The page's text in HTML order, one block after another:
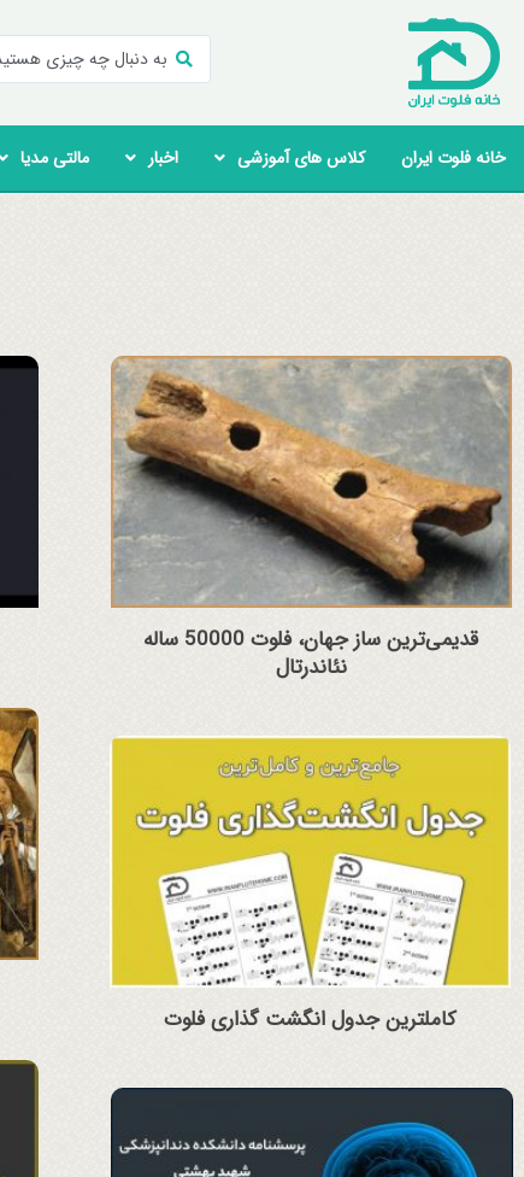
خانه فلوت ایران کلاس های آموزشی اخبار مالتی مدیا
قدیمی‌ترین ساز جهان، فلوت 50000 ساله
نئاندرتال
کاملترین جدول انگشت گذاری فلوت